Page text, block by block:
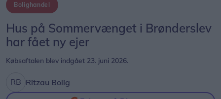
Bolighandel
Hus på Sommervænget i Brønderslev
har fået ny ejer
Købsaftalen blev indgået 23. juni 2026.
Ritzau Bolig